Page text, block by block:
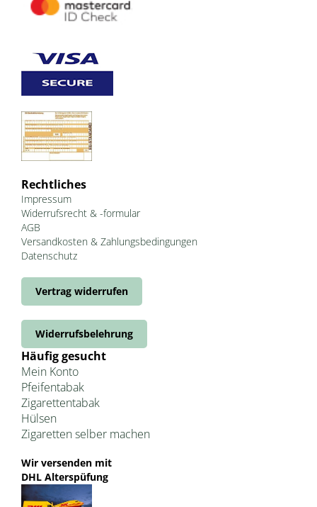
Rechtliches
Impressum
Widerrufsrecht & -formular
AGB
Versandkosten & Zahlungsbedingungen
Datenschutz
Vertrag widerrufen
Widerrufsbelehrung
Häufig gesucht
Mein Konto
Pfeifentabak
Zigarettentabak
Hülsen
Zigaretten selber machen
Wir versenden mit
DHL Alterspüfung